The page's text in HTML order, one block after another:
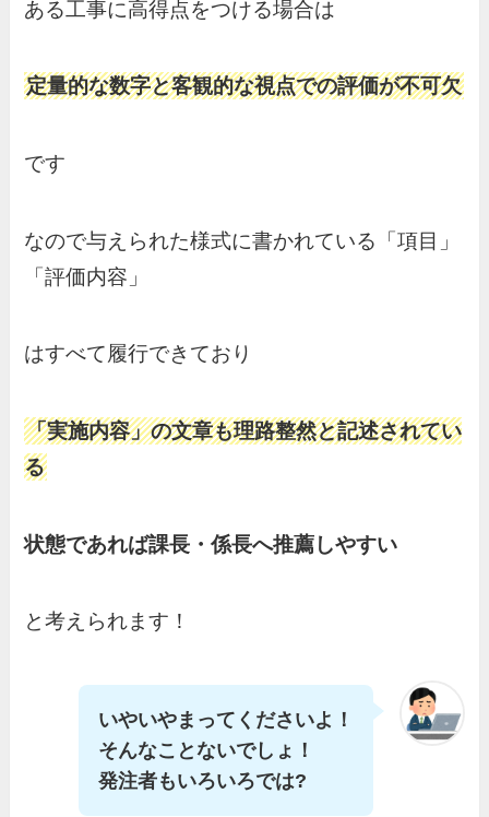
ある工事に高得点をつける場合は
定量的な数字と客観的な視点での評価が不可欠
です
なので与えられた様式に書かれている「項目」
「評価内容」
はすべて履行できており
「実施内容」の文章も理路整然と記述されてい
る
状態であれば課長・係長へ推薦しやすい
と考えられます！
いやいやまってくださいよ！
そんなことないでしょ！
発注者もいろいろでは?